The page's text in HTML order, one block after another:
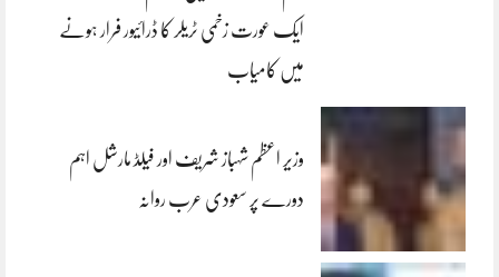
ایک عورت زخمی ٹریلر کا ڈرائیور فرار ہونے
میں کامیاب
وزیر اعظم شہباز شریف اور فیلڈ مارشل اہم
دورے پر سعودی عرب روانہ